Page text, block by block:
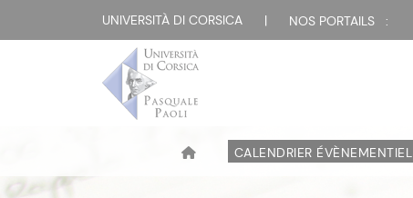
UNIVERSITÀ DI CORSICA | NOS PORTAILS :
CALENDRIER ÉVÈNEMENTIEL